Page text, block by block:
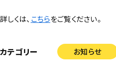
詳しくは、 こちらをご覧ください。
カテゴリー お知らせ